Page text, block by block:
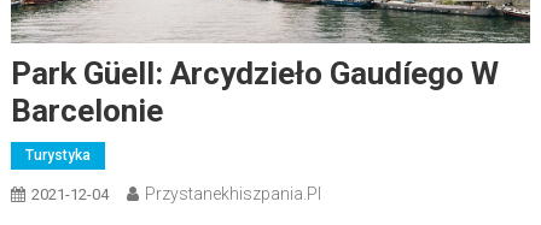
Park Güell: Arcydzieło Gaudíego W
Barcelonie
Turystyka
2021-12-04 Przystanekhiszpania.pl